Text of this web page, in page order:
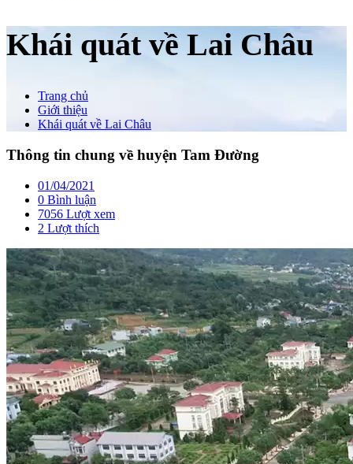
Khái quát về Lai Châu
Trang chủ
Giới thiệu
Khái quát về Lai Châu
Thông tin chung về huyện Tam Đường
01/04/2021
0 Bình luận
7056 Lượt xem
2 Lượt thích